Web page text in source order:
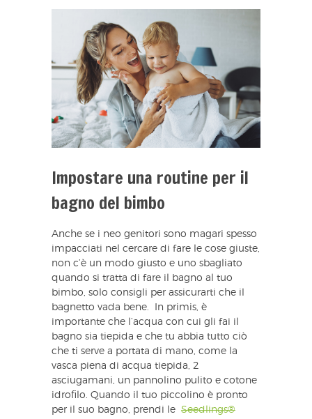
Impostare una routine per il
bagno del bimbo
Anche se i neo genitori sono magari spesso
impacciati nel cercare di fare le cose giuste,
non c’è un modo giusto e uno sbagliato
quando si tratta di fare il bagno al tuo
bimbo, solo consigli per assicurarti che il
bagnetto vada bene. In primis, è
importante che l’acqua con cui gli fai il
bagno sia tiepida e che tu abbia tutto ciò
che ti serve a portata di mano, come la
vasca piena di acqua tiepida, 2
asciugamani, un pannolino pulito e cotone
idrofilo. Quando il tuo piccolino è pronto
per il suo bagno, prendi le Seedlings®